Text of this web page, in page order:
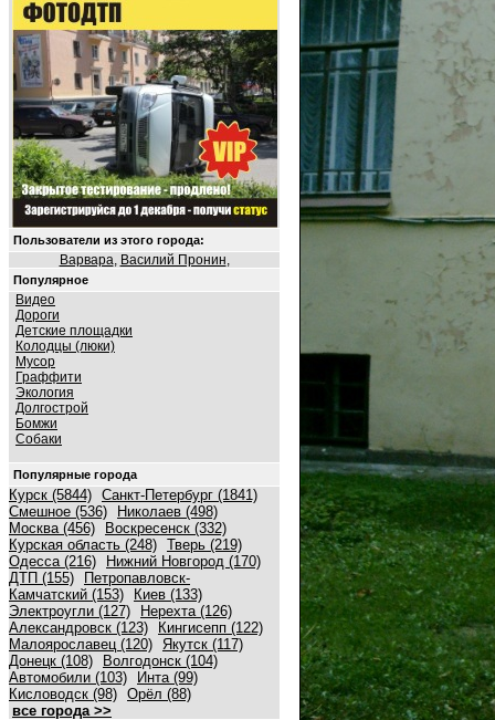
Пользователи из этого города:
Варвара, Василий Пронин,
Популярное
Видео
Дороги
Детские площадки
Колодцы (люки)
Мусор
Граффити
Экология
Долгострой
Бомжи
Собаки
Популярные города
Курск (5844) Санкт-Петербург (1841)
Смешное (536)
Николаев (498)
Москва (456)
Воскресенск (332)
Курская область (248) Тверь (219)
Одесса (216)
Нижний Новгород (170)
ДТП (155)
Петропавловск-
Камчатский (153)
Киев (133)
Электроугли (127)
Нерехта (126)
Александровск (123)
Кингисепп (122)
Малоярославец (120) Якутск (117)
Донецк (108)
Волгодонск (104)
Автомобили (103)
Инта (99)
Кисловодск (98) Орёл (88)
все города >>